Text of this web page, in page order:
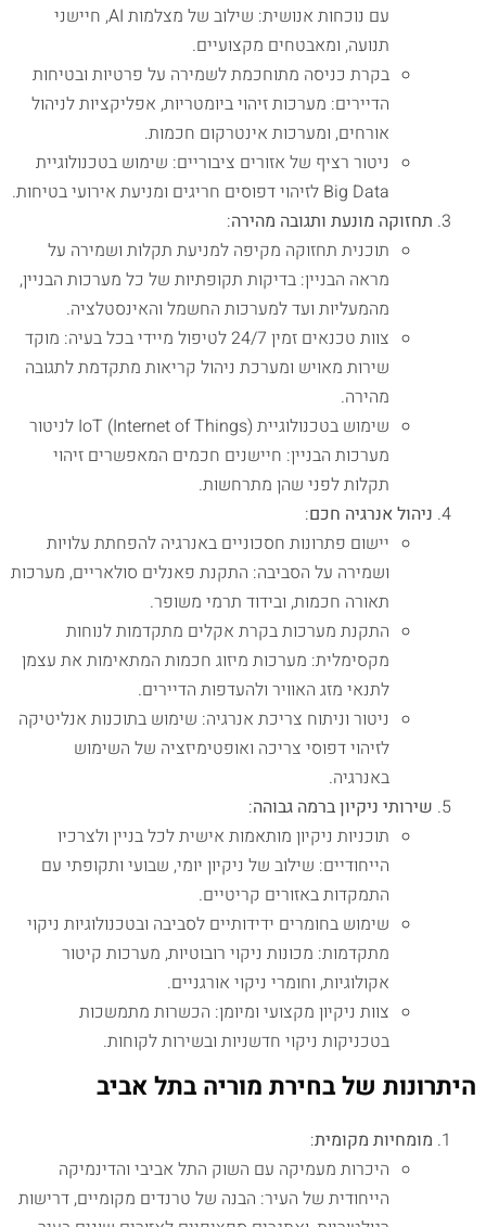
עם נוכחות אנושית: שילוב של מצלמות AI, חיישני
תנועה, ומאבטחים מקצועיים.
בקרת כניסה מתוחכמת לשמירה על פרטיות ובטיחות
הדיירים: מערכות זיהוי ביומטריות, אפליקציות לניהול
אורחים, ומערכות אינטרקום חכמות.
ניטור רציף של אזורים ציבוריים: שימוש בטכנולוגיית
Big Data לזיהוי דפוסים חריגים ומניעת אירועי בטיחות.
תחזוקה מונעת ותגובה מהירה:
תוכנית תחזוקה מקיפה למניעת תקלות ושמירה על
מראה הבניין: בדיקות תקופתיות של כל מערכות הבניין,
מהמעליות ועד למערכות החשמל והאינסטלציה.
צוות טכנאים זמין 24/7 לטיפול מיידי בכל בעיה: מוקד
שירות מאויש ומערכת ניהול קריאות מתקדמת לתגובה
מהירה.
שימוש בטכנולוגיית IoT (Internet of Things) לניטור
מערכות הבניין: חיישנים חכמים המאפשרים זיהוי
תקלות לפני שהן מתרחשות.
ניהול אנרגיה חכם:
יישום פתרונות חסכוניים באנרגיה להפחתת עלויות
ושמירה על הסביבה: התקנת פאנלים סולאריים, מערכות
תאורה חכמות, ובידוד תרמי משופר.
התקנת מערכות בקרת אקלים מתקדמות לנוחות
מקסימלית: מערכות מיזוג חכמות המתאימות את עצמן
לתנאי מזג האוויר ולהעדפות הדיירים.
ניטור וניתוח צריכת אנרגיה: שימוש בתוכנות אנליטיקה
לזיהוי דפוסי צריכה ואופטימיזציה של השימוש
באנרגיה.
שירותי ניקיון ברמה גבוהה:
תוכניות ניקיון מותאמות אישית לכל בניין ולצרכיו
הייחודיים: שילוב של ניקיון יומי, שבועי ותקופתי עם
התמקדות באזורים קריטיים.
שימוש בחומרים ידידותיים לסביבה ובטכנולוגיות ניקוי
מתקדמות: מכונות ניקוי רובוטיות, מערכות קיטור
אקולוגיות, וחומרי ניקוי אורגניים.
צוות ניקיון מקצועי ומיומן: הכשרות מתמשכות
בטכניקות ניקוי חדשניות ובשירות לקוחות.
היתרונות של בחירת מוריה בתל אביב
מומחיות מקומית:
היכרות מעמיקה עם השוק התל אביבי והדינמיקה
הייחודית של העיר: הבנה של טרנדים מקומיים, דרישות